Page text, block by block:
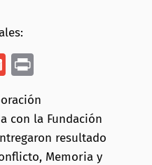
GmailPrint
con la Fundación
resultado
Memoria y